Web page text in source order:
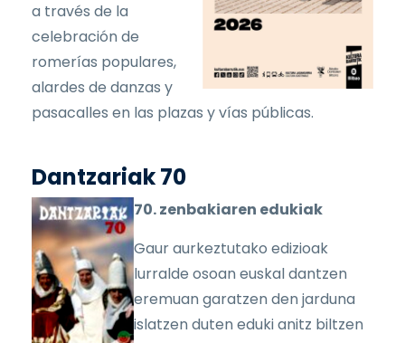
a través de la
celebración de
romerías populares,
alardes de danzas y
pasacalles en las plazas y vías públicas.
Dantzariak 70
70. zenbakiaren edukiak
Gaur aurkeztutako edizioak
lurralde osoan euskal dantzen
eremuan garatzen den jarduna
islatzen duten eduki anitz biltzen